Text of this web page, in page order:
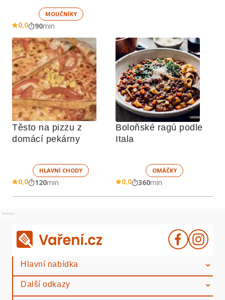
MOUČNÍKY
0,0 90min
Těsto na pizzu z
domácí pekárny
HLAVNÍ CHODY
0,0 120min
Boloňské ragú podle
Itala
OMÁČKY
0,0 360min
Reklama
Hlavní nabídka
Další odkazy